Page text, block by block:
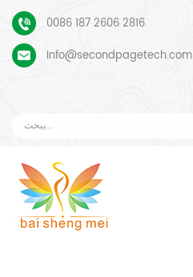
0086 187 2606 2816
Info@secondpagetech.com